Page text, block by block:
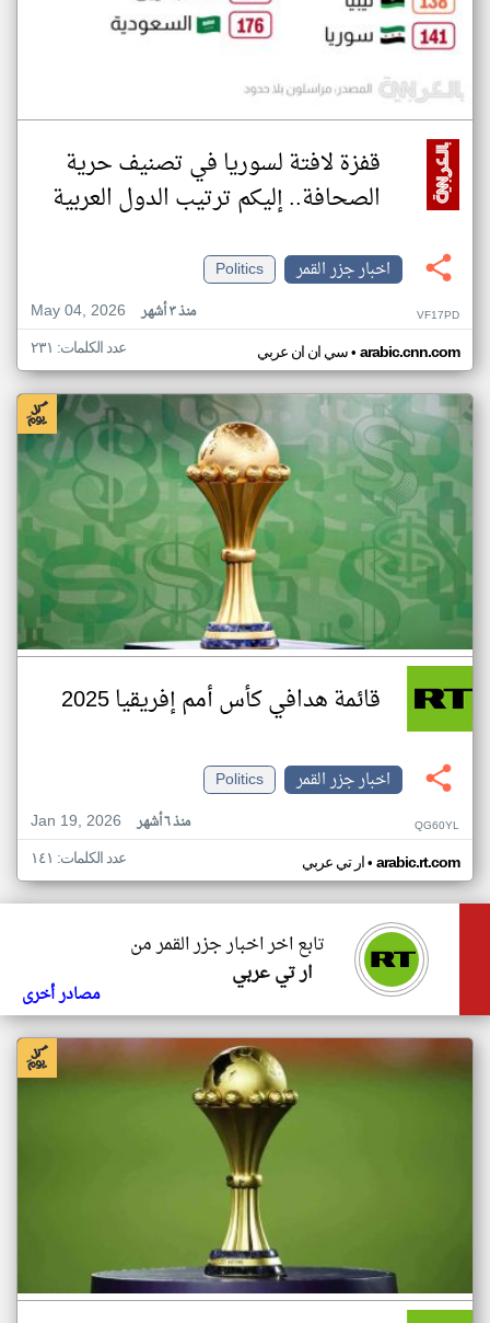
قفزة لافتة لسوريا في تصنيف حرية
الصحافة.. إليكم ترتيب الدول العربية
اخبار جزر القمر
Politics
May 04, 2026
منذ ٣ أشهر VF17PD
سي ان ان عربي• arabic.cnn.com عدد الكلمات: ٢٣١
قائمة هدافي كأس أمم إفريقيا 2025
اخبار جزر القمر
Politics
Jan 19, 2026
منذ ٦ أشهر QG60YL
ار تي عربي• arabic.rt.com عدد الكلمات: ١٤١
تابع اخر اخبار جزر القمر من
ار تي عربي
مصادر أخرى